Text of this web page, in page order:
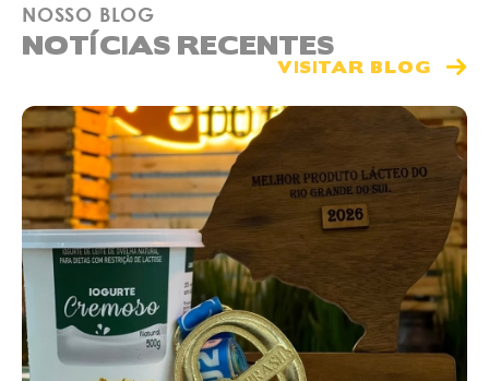
NOSSO BLOG
NOTÍCIAS RECENTES
VISITAR BLOG